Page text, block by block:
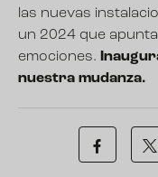
las nuevas
un 2024 que
emociones.
nuestra mudanza.